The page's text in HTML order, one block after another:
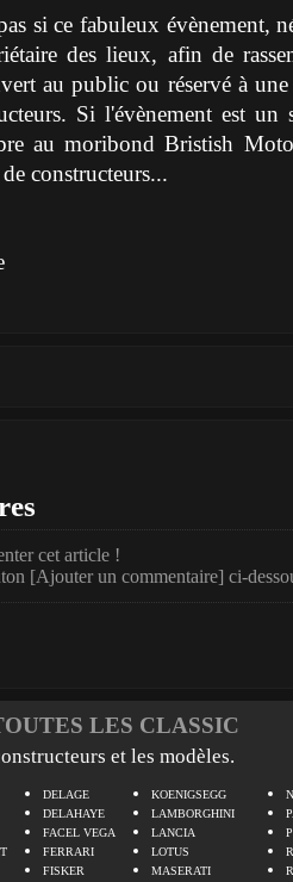
si ce fabuleux évènement,
des lieux, afin de
au public ou réservé à
Si l'évènement est un
au moribond Bristish
constructeurs...
cet article !
[Ajouter un commentaire] ci-
LES CLASSIC
et les modèles.
DELAGE
DELAHAYE
FACEL VEGA
FERRARI
FISKER
KOENIGSEGG
LAMBORGHINI
LANCIA
LOTUS
MASERATI